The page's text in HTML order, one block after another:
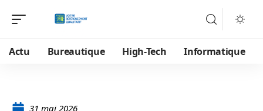
Actu Bureautique High-Tech Informatique
31 mai 2026